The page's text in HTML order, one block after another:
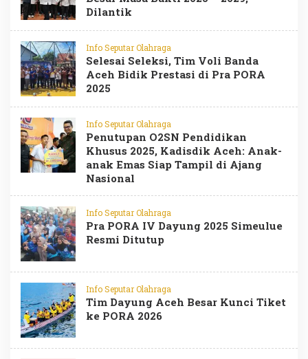
Dilantik
Info Seputar Olahraga
Selesai Seleksi, Tim Voli Banda
Aceh Bidik Prestasi di Pra PORA
2025
Info Seputar Olahraga
Penutupan O2SN Pendidikan
Khusus 2025, Kadisdik Aceh: Anak-
anak Emas Siap Tampil di Ajang
Nasional
Info Seputar Olahraga
Pra PORA IV Dayung 2025 Simeulue
Resmi Ditutup
Info Seputar Olahraga
Tim Dayung Aceh Besar Kunci Tiket
ke PORA 2026